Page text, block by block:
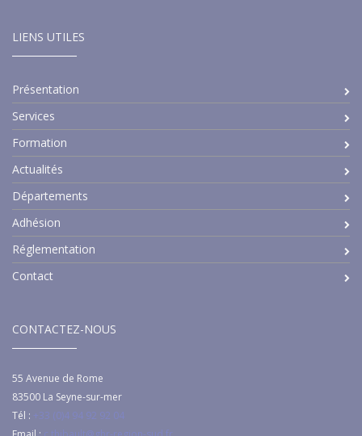
LIENS UTILES
Présentation
Services
Formation
Actualités
Départements
Adhésion
Réglementation
Contact
CONTACTEZ-NOUS
55 Avenue de Rome
83500 La Seyne-sur-mer
Tél : +33 (0)4 94 92 92 04